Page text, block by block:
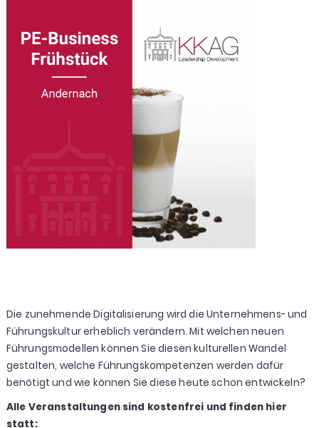
Die zunehmende Digitalisierung wird die Unternehmens- und
Führungskultur erheblich verändern. Mit welchen neuen
Führungsmodellen können Sie diesen kulturellen Wandel
gestalten, welche Führungskompetenzen werden dafür
benötigt und wie können Sie diese heute schon entwickeln?
Alle Veranstaltungen sind kostenfrei und finden hier
statt: